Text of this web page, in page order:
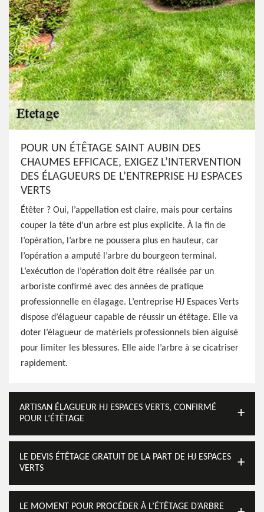
POUR UN ÉTÊTAGE SAINT AUBIN DES
CHAUMES EFFICACE, EXIGEZ L’INTERVENTION
DES ÉLAGUEURS DE L’ENTREPRISE HJ ESPACES
VERTS
Étêter ? Oui, l’appellation est claire, mais pour certains
couper la tête d’un arbre est plus explicite. À la fin de
l’opération, l’arbre ne poussera plus en hauteur, car
l’opération a amputé l’arbre du bourgeon terminal.
L’exécution de l’opération doit être réalisée par un
arboriste confirmé avec des années de pratique
professionnelle en élagage. L’entreprise HJ Espaces Verts
dispose d’élagueur capable de réussir un étêtage. Elle va
doter l’élagueur de matériels professionnels bien aiguisé
pour limiter les blessures. Elle aide l’arbre à se cicatriser
rapidement.
ARTISAN ÉLAGUEUR HJ ESPACES VERTS, CONFIRMÉ
POUR L’ÉTÊTAGE
LE DEVIS ÉTÊTAGE GRATUIT DE LA PART DE HJ ESPACES
VERTS
LE MOMENT POUR PROCÉDER À L’ÉTÊTAGE D’ARBRE